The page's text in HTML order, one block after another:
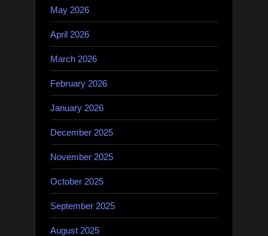
May 2026
April 2026
March 2026
February 2026
January 2026
December 2025
November 2025
October 2025
September 2025
August 2025